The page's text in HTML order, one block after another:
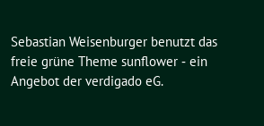
Sebastian Weisenburger benutzt das
freie grüne Theme sunflower ‐ ein
Angebot der verdigado eG.